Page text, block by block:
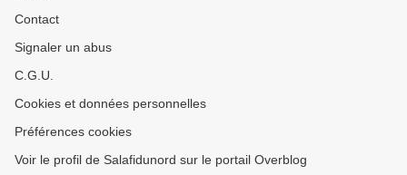
Contact
Signaler un abus
C.G.U.
Cookies et données personnelles
Préférences cookies
Voir le profil de Salafidunord sur le portail Overblog